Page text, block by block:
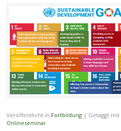
Veröffentlicht in Fortbildung | Getaggt mit
Onlineseminar